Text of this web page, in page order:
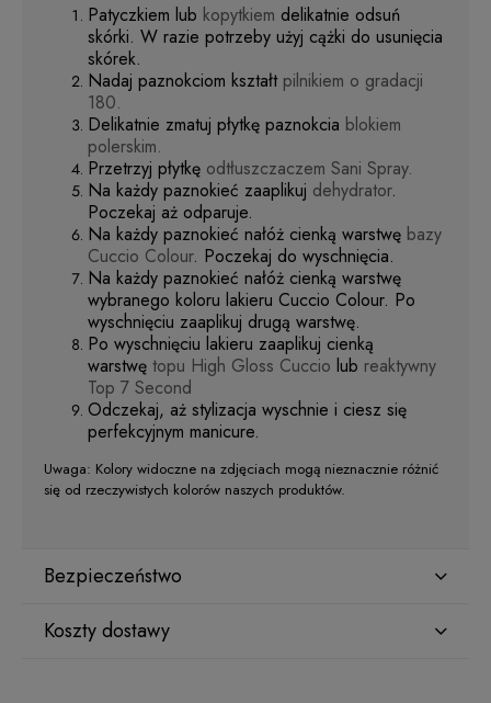
Patyczkiem lub kopytkiem delikatnie odsuń
skórki. W razie potrzeby użyj cążki do usunięcia
skórek.
Nadaj paznokciom kształt pilnikiem o gradacji
180.
Delikatnie zmatuj płytkę paznokcia blokiem
polerskim.
Przetrzyj płytkę odtłuszczaczem Sani Spray.
Na każdy paznokieć zaaplikuj dehydrator.
Poczekaj aż odparuje.
Na każdy paznokieć nałóż cienką warstwę bazy
Cuccio Colour. Poczekaj do wyschnięcia.
Na każdy paznokieć nałóż cienką warstwę
wybranego koloru lakieru Cuccio Colour. Po
wyschnięciu zaaplikuj drugą warstwę.
Po wyschnięciu lakieru zaaplikuj cienką
warstwę topu High Gloss Cuccio lub reaktywny
Top 7 Second
Odczekaj, aż stylizacja wyschnie i ciesz się
perfekcyjnym manicure.
Uwaga: Kolory widoczne na zdjęciach mogą nieznacznie różnić
się od rzeczywistych kolorów naszych produktów.
Bezpieczeństwo
Producent
Koszty dostawy